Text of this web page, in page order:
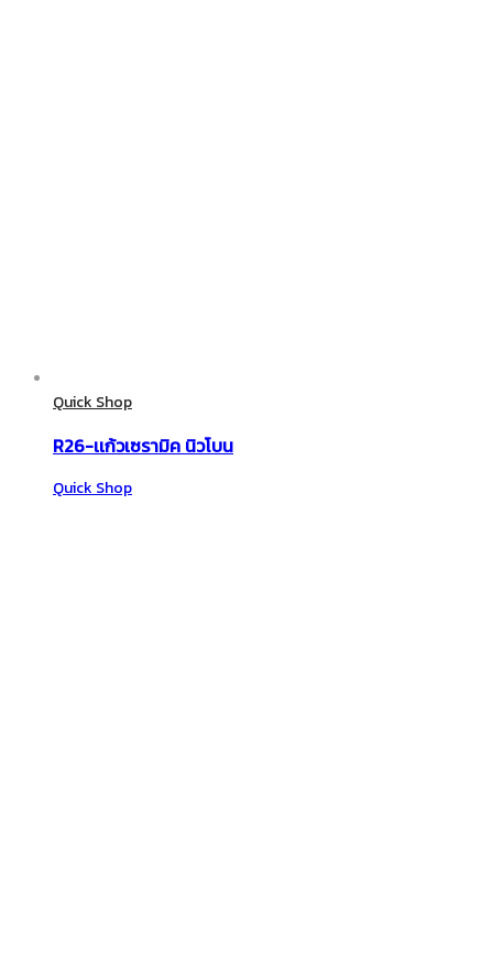
Quick Shop
R26-เเก้วเซรามิค นิวโบน
Quick Shop